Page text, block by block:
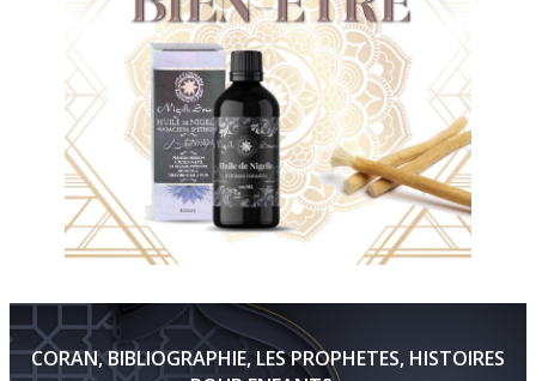
CORAN, BIBLIOGRAPHIE, LES PROPHETES, HISTOIRES